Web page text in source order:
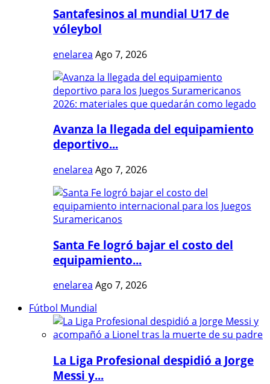
Santafesinos al mundial U17 de
vóleybol
enelarea Ago 7, 2026
Avanza la llegada del equipamiento
deportivo...
enelarea Ago 7, 2026
Santa Fe logró bajar el costo del
equipamiento...
enelarea Ago 7, 2026
Fútbol Mundial
La Liga Profesional despidió a Jorge
Messi y...